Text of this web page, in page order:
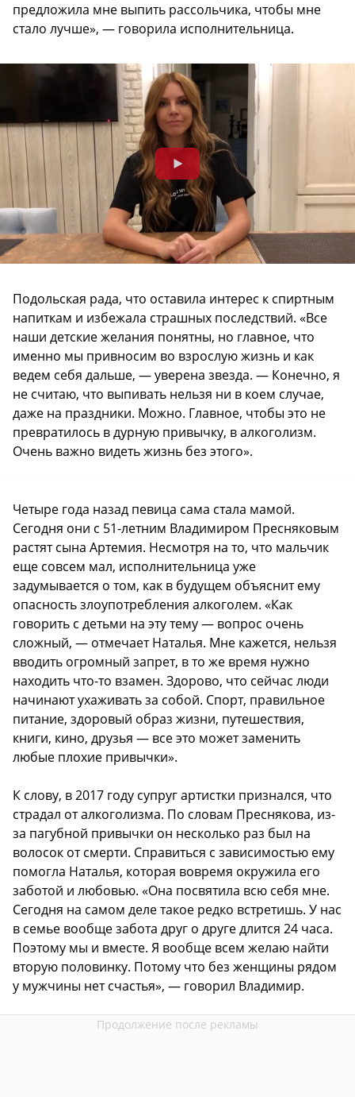
предложила мне выпить рассольчика, чтобы мне
стало лучше», — говорила исполнительница.
Подольская рада, что оставила интерес к спиртным
напиткам и избежала страшных последствий. «Все
наши детские желания понятны, но главное, что
именно мы привносим во взрослую жизнь и как
ведем себя дальше, — уверена звезда. — Конечно, я
не считаю, что выпивать нельзя ни в коем случае,
даже на праздники. Можно. Главное, чтобы это не
превратилось в дурную привычку, в алкоголизм.
Очень важно видеть жизнь без этого».
Четыре года назад певица сама стала мамой.
Сегодня они с 51-летним Владимиром Пресняковым
растят сына Артемия. Несмотря на то, что мальчик
еще совсем мал, исполнительница уже
задумывается о том, как в будущем объяснит ему
опасность злоупотребления алкоголем. «Как
говорить с детьми на эту тему — вопрос очень
сложный, — отмечает Наталья. Мне кажется, нельзя
вводить огромный запрет, в то же время нужно
находить что-то взамен. Здорово, что сейчас люди
начинают ухаживать за собой. Спорт, правильное
питание, здоровый образ жизни, путешествия,
книги, кино, друзья — все это может заменить
любые плохие привычки».
К слову, в 2017 году супруг артистки признался, что
страдал от алкоголизма. По словам Преснякова, из-
за пагубной привычки он несколько раз был на
волосок от смерти. Справиться с зависимостью ему
помогла Наталья, которая вовремя окружила его
заботой и любовью. «Она посвятила всю себя мне.
Сегодня на самом деле такое редко встретишь. У нас
в семье вообще забота друг о друге длится 24 часа.
Поэтому мы и вместе. Я вообще всем желаю найти
вторую половинку. Потому что без женщины рядом
у мужчины нет счастья», — говорил Владимир.